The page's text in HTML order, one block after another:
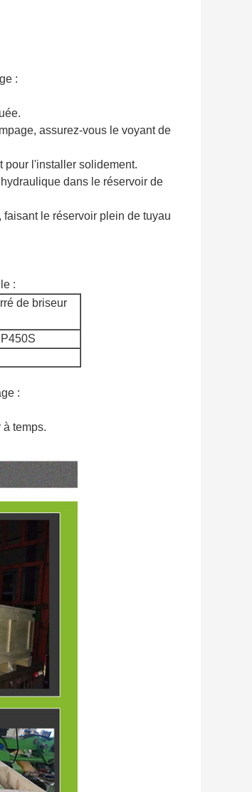
:
assurez-vous le voyant de
pour l'installer solidement.
dans le réservoir de
le réservoir plein de tuyau
:
de briseur
:
temps.